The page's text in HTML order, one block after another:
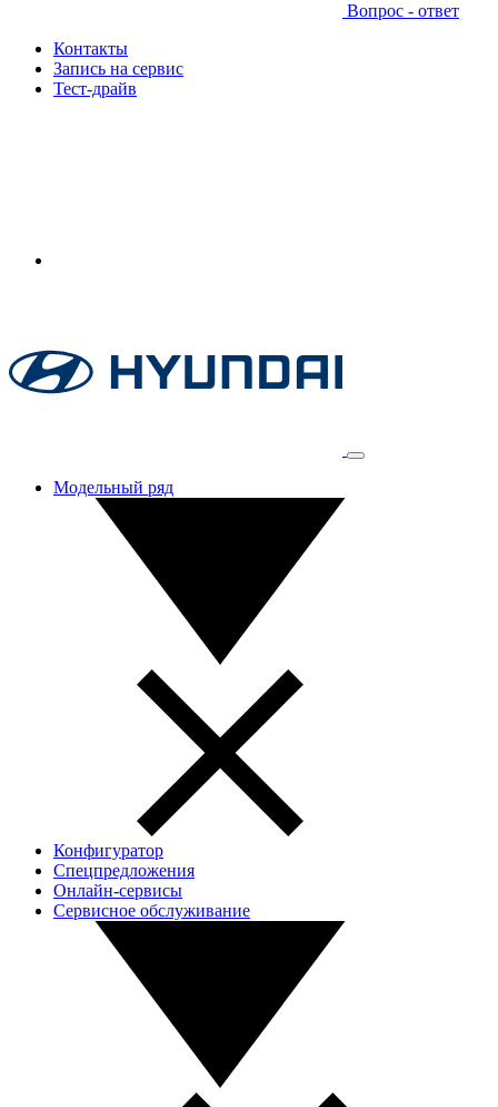
Вопрос - ответ
Контакты
Запись на сервис
Тест-драйв
Модельный ряд
Конфигуратор
Спецпредложения
Онлайн-сервисы
Сервисное обслуживание